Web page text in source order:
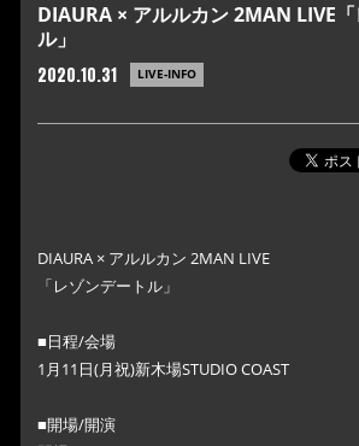
DIAURA × アルルカン 2MAN LIVE
ル」
2020.10.31 LIVE-INFO
DIAURA × アルルカン 2MAN LIVE
「レゾンデートル」
■日程/会場
1月11日(月祝)新木場STUDIO COAST
■開場/開演